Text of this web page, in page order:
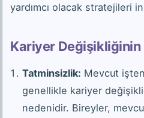
yardımcı olacak stratejileri
Kariyer Değişikliğinin
Tatminsizlik: Mevcut
genellikle kariyer
nedenidir. Bireyler,